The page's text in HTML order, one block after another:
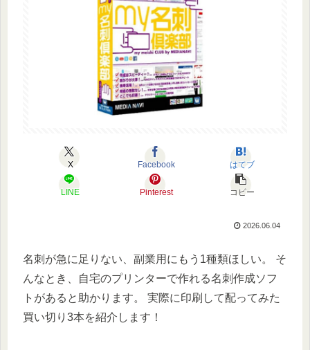
X Facebook はてブ
LINE Pinterest コピー
2026.06.04
名刺が急に足りない、副業用にもう1種類ほしい。 そ
んなとき、自宅のプリンターで作れる名刺作成ソフ
トがあると助かります。 実際に印刷して配ってみた
買い切り3本を紹介します！